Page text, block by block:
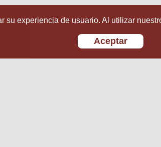
su experiencia de usuario. Al utilizar
Aceptar